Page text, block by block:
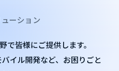
ーション
で皆様にご提供します。
イル開発など、お困りごと